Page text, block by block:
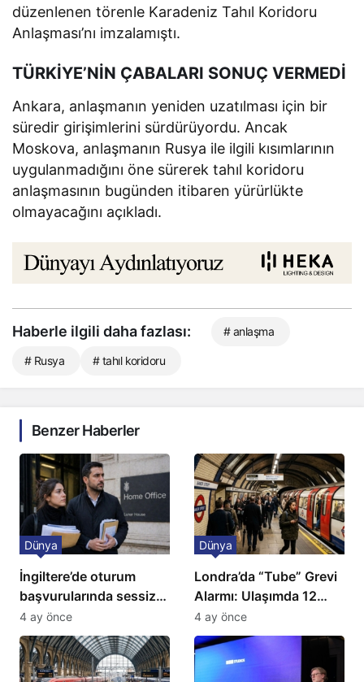
düzenlenen törenle Karadeniz Tahıl Koridoru
Anlaşması’nı imzalamıştı.
TÜRKİYE’NİN ÇABALARI SONUÇ VERMEDİ
Ankara, anlaşmanın yeniden uzatılması için bir
süredir girişimlerini sürdürüyordu. Ancak
Moskova, anlaşmanın Rusya ile ilgili kısımlarının
uygulanmadığını öne sürerek tahıl koridoru
anlaşmasının bugünden itibaren yürürlükte
olmayacağını açıkladı.
Haberle ilgili daha fazlası: # anlaşma
# Rusya # tahıl koridoru
Benzer Haberler
İngiltere’de oturum
başvurularında sessiz
kriz: Büyükelçilikten
açıklama!
Dünya
4 ay önce
Londra’da “Tube” Grevi
Alarmı: Ulaşımda 12
Günlük Kaos Kapıda
Dünya
4 ay önce